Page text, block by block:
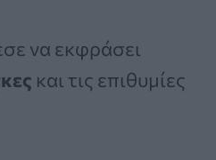
να εκφράσει
και τις επιθυμίες